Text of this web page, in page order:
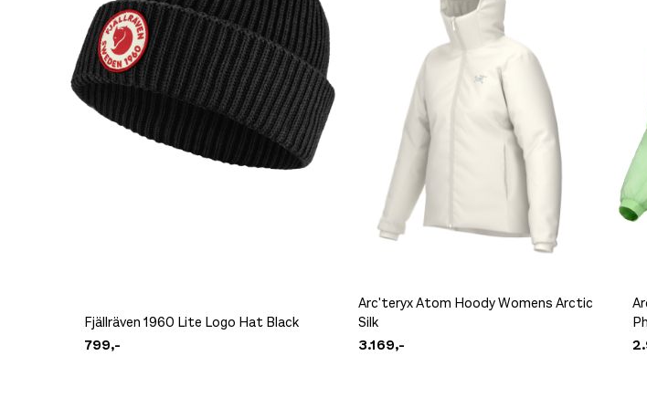
Fjällräven 1960 Lite Logo Hat Black
799,-
Arc'teryx Atom Hoody Womens Arctic
Silk
3.169,-